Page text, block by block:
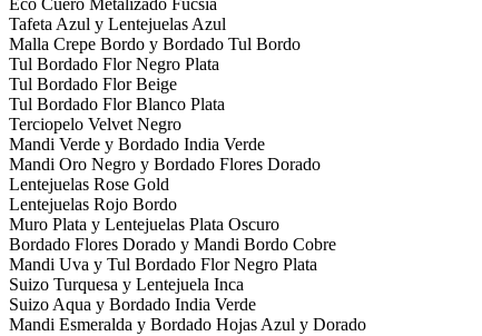
Tafeta Azul y Lentejuelas Azul
Malla Crepe Bordo y Bordado Tul Bordo
Tul Bordado Flor Negro Plata
Tul Bordado Flor Beige
Tul Bordado Flor Blanco Plata
Terciopelo Velvet Negro
Mandi Verde y Bordado India Verde
Mandi Oro Negro y Bordado Flores Dorado
Lentejuelas Rose Gold
Lentejuelas Rojo Bordo
Muro Plata y Lentejuelas Plata Oscuro
Bordado Flores Dorado y Mandi Bordo Cobre
Mandi Uva y Tul Bordado Flor Negro Plata
Suizo Turquesa y Lentejuela Inca
Suizo Aqua y Bordado India Verde
Mandi Esmeralda y Bordado Hojas Azul y Dorado